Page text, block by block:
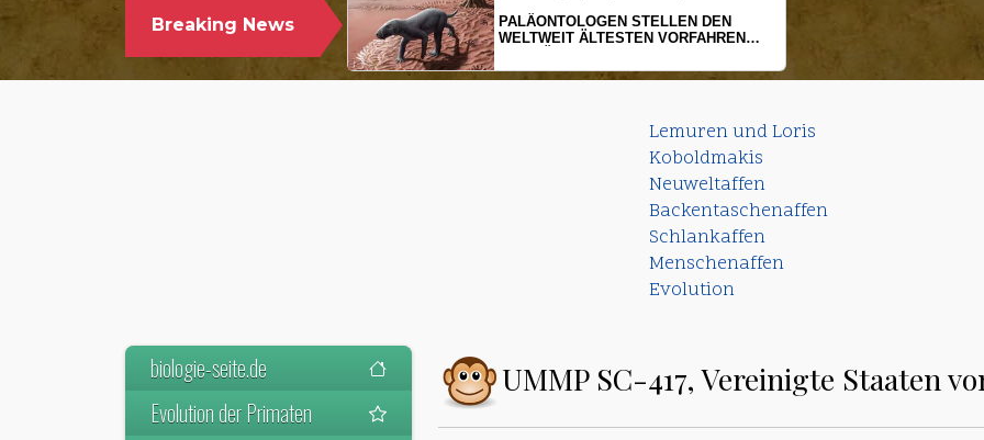
Breaking News
KLIMAWANDEL SETZT
HERINGSLARVEN UNTER STRESS
PALÄONTOLOGEN STELLEN DEN
WELTWEIT ÄLTESTEN VORFAHREN
DER SÄUGETIERE VOR
Lemuren und Loris
Koboldmakis
Neuweltaffen
Backentaschenaffen
Schlankaffen
Menschenaffen
Evolution
biologie-seite.de
Evolution der Primaten
UMMP SC-417, Vereinigte Staaten